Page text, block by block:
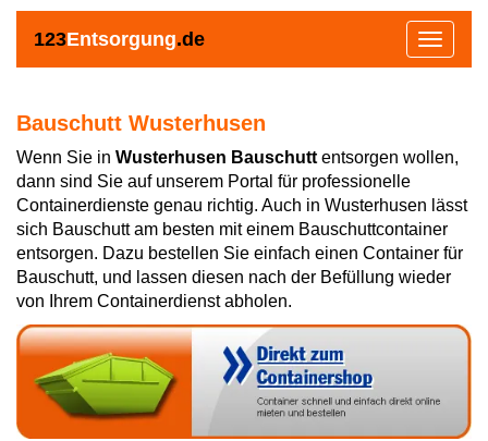
123Entsorgung.de
Toggle
Bauschutt Wusterhusen
Wenn Sie in Wusterhusen Bauschutt entsorgen wollen,
dann sind Sie auf unserem Portal für professionelle
Containerdienste genau richtig. Auch in Wusterhusen lässt
sich Bauschutt am besten mit einem Bauschuttcontainer
entsorgen. Dazu bestellen Sie einfach einen Container für
Bauschutt, und lassen diesen nach der Befüllung wieder
von Ihrem Containerdienst abholen.